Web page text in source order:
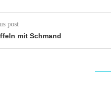
post
mit Schmand